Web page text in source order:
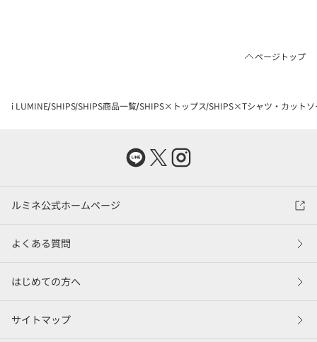
ページトップ
i LUMINE SHIPS SHIPS商品一覧 SHIPS×トップス SHIPS×Tシャツ・カットソ
ルミネ公式ホームページ
よくある質問
はじめての方へ
サイトマップ